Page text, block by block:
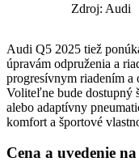
Zdroj: Audi
Audi Q5 2025 tiež
úpravám odpruženia a
progresívnym riadením a
Voliteľne bude dostupný
alebo adaptívny
komfort a športové
Cena a uvedenie